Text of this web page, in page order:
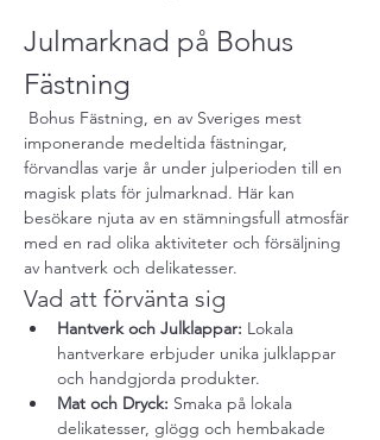
Julmarknad på Bohus
Fästning
imponerande medeltida fästningar,
förvandlas varje år under julperioden till en
magisk plats för julmarknad. Här kan
besökare njuta av en stämningsfull atmosfär
med en rad olika aktiviteter och försäljning
av hantverk och delikatesser.
Vad att förvänta sig
Hantverk och Julklappar: Lokala
hantverkare erbjuder unika julklappar
och handgjorda produkter.
Mat och Dryck: Smaka på lokala
delikatesser, glögg och hembakade